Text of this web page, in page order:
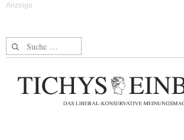
Suche nach: